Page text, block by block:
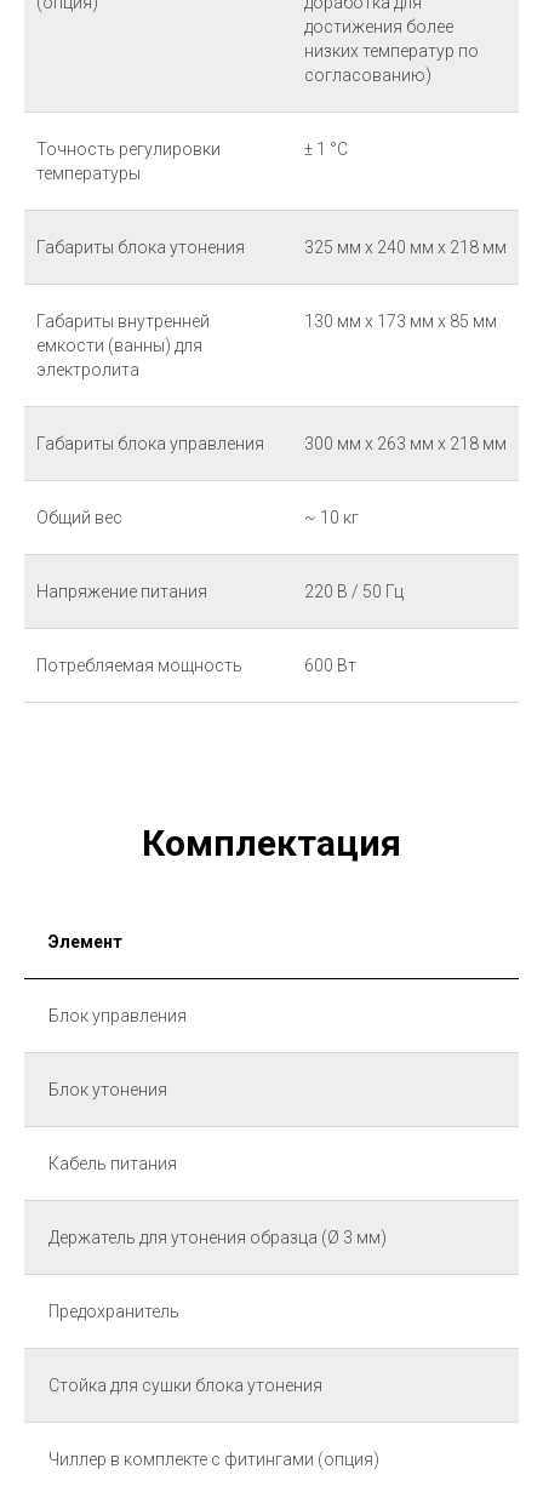
достижения более
низких температур по
согласованию)
Точность регулировки
температуры
± 1 °С
Габариты блока утонения 325 мм х 240 мм х 218 мм
Габариты внутренней
емкости (ванны) для
электролита
130 мм х 173 мм х 85 мм
Габариты блока управления 300 мм х 263 мм х 218 мм
Общий вес ~ 10 кг
Напряжение питания 220 В / 50 Гц
Потребляемая мощность 600 Вт
Комплектация
Элемент
Блок управления
Блок утонения
Кабель питания
Держатель для утонения образца (Ø 3 мм)
Предохранитель
Стойка для сушки блока утонения
Чиллер в комплекте с фитингами (опция)